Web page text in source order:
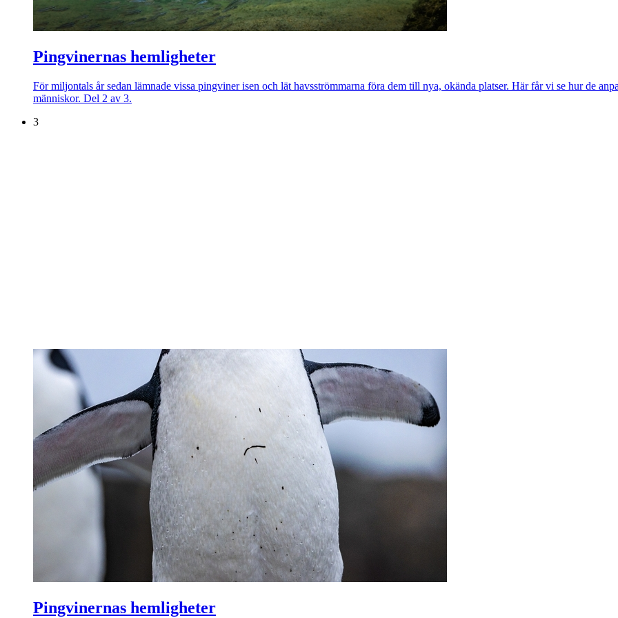
Pingvinernas hemligheter
För miljontals år sedan lämnade vissa pingviner isen och lät havsströmmarna föra dem till nya, okända platser. Här får vi se hur de
människor. Del 2 av 3.
3
Pingvinernas hemligheter